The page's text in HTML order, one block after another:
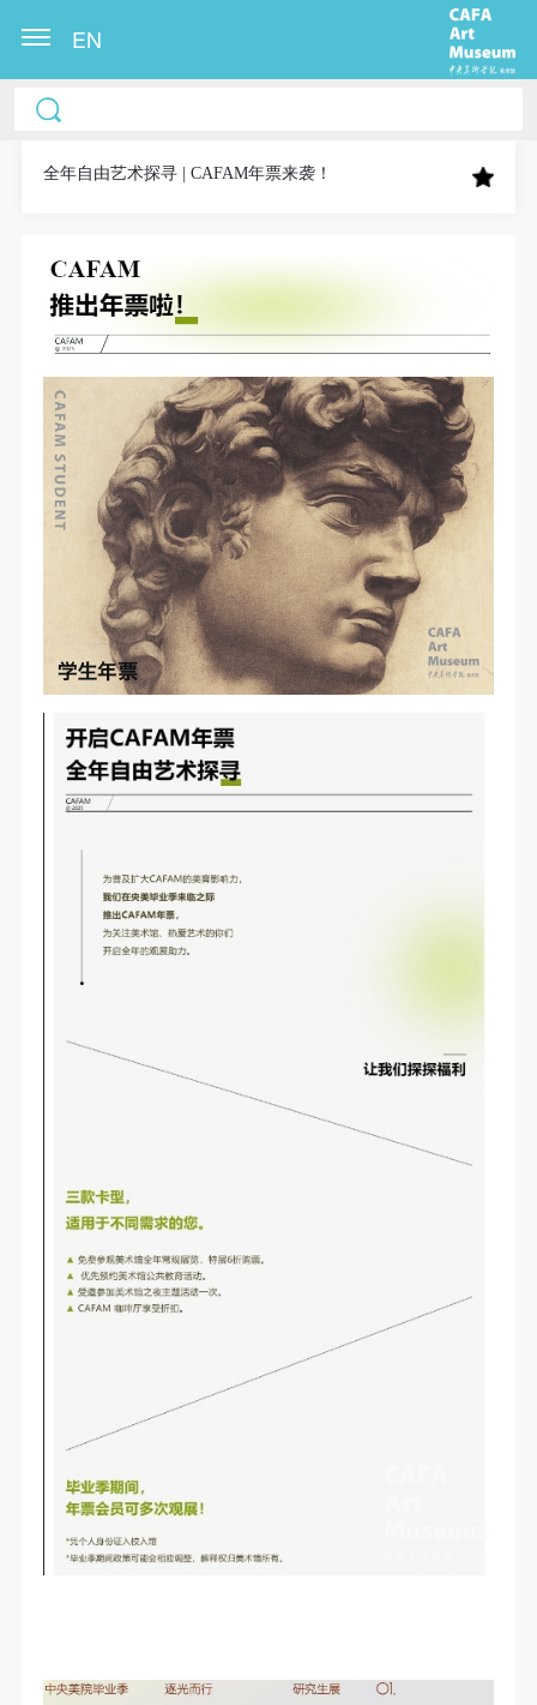
EN
全年自由艺术探寻 | CAFAM年票来袭！
中央美术学院美术馆出版授权协议书
称“CAFAM”），愿意将本人参与中央美术学院美术馆
果（如参与工作坊创作的作品）提交中央美术学院用
作发表、出版。中央美术学院可以以电子、网络及其
它数字媒体形式公开出版，并同意编入《中国知识资
源总库》《中央美术学院资料库》《中央美术学院美
术馆资料库》等相关资料、文献、档案机构和平台，
在中央美术学院中使用和在互联网上传播，同意按相
关“章程”规定享受相关权益。
中央美术学院美术馆活动安全免责协议书
本次活动公平公正、自愿参加与退出、风险与责任自
负的原则。但活动有风险，参加者应有必要的风险意
第二条
参加本次活动者必须遵守中华人民共和国的相关法
律、法规，必须遵循道德和社会公德规范，并应该具
备以人为本、团结友爱、互相帮助和助人为乐的良好
品质。
第三条
参加本次活动人员应该是成年人（具有完全民事行为
能力的人，18周岁以上）未成年人必须在成年人的陪
同下参观。
第四条
励参加者自行购买人身安全保险。活动中一旦出现事
故，活动中任何非事故当事人及美术馆将不承担人身
事故的任何责任，但有互相援助的义务。参加活动的
成员应当积极主动的组织实施救援工作，但对事故本
身不承担任何法律责任和经济责任。参加本次活动者
的人身安全不负有民事及相关连带责任。
第五条
参加活动者在此次活动期间应主动遵守美术馆活动秩
序、维护美术馆场地及展示、展览、馆藏艺术作品及
衍生品的安全。活动中一旦因个人原因造成美术馆场
地、空间、艺术品、衍生品等受到不同程度的损失、
破坏。活动中任何非事故当事人及美术馆将不承担相
应的责任与损失，应由参与活动者根据相应的法律条
文、组织规定进行协商和赔偿。并追究相应的法律责
任和经济责任。
第六条
与者因个人原因在使用相应绘画工具、创作材料及配
中央美术学院美术馆出版授权协议书
称“CAFAM”），愿意将本人参与中央美术学院美术馆
果（如参与工作坊创作的作品）提交中央美术学院用
作发表、出版。中央美术学院可以以电子、网络及其
它数字媒体形式公开出版，并同意编入《中国知识资
源总库》《中央美术学院资料库》《中央美术学院美
术馆资料库》等相关资料、文献、档案机构和平台，
在中央美术学院中使用和在互联网上传播，同意按相
关“章程”规定享受相关权益。
中央美术学院美术馆活动安全免责协议书
本次活动公平公正、自愿参加与退出、风险与责任自
负的原则。但活动有风险，参加者应有必要的风险意
第二条
参加本次活动者必须遵守中华人民共和国的相关法
律、法规，必须遵循道德和社会公德规范，并应该具
备以人为本、团结友爱、互相帮助和助人为乐的良好
品质。
第三条
参加本次活动人员应该是成年人（具有完全民事行为
能力的人，18周岁以上）未成年人必须在成年人的陪
同下参观。
第四条
励参加者自行购买人身安全保险。活动中一旦出现事
故，活动中任何非事故当事人及美术馆将不承担人身
事故的任何责任，但有互相援助的义务。参加活动的
成员应当积极主动的组织实施救援工作，但对事故本
身不承担任何法律责任和经济责任。参加本次活动者
的人身安全不负有民事及相关连带责任。
第五条
参加活动者在此次活动期间应主动遵守美术馆活动秩
序、维护美术馆场地及展示、展览、馆藏艺术作品及
衍生品的安全。活动中一旦因个人原因造成美术馆场
地、空间、艺术品、衍生品等受到不同程度的损失、
破坏。活动中任何非事故当事人及美术馆将不承担相
应的责任与损失，应由参与活动者根据相应的法律条
文、组织规定进行协商和赔偿。并追究相应的法律责
任和经济责任。
第六条
与者因个人原因在使用相应绘画工具、创作材料及配
中央美术学院美术馆出版授权协议书
称“CAFAM”），愿意将本人参与中央美术学院美术馆
果（如参与工作坊创作的作品）提交中央美术学院用
作发表、出版。中央美术学院可以以电子、网络及其
它数字媒体形式公开出版，并同意编入《中国知识资
源总库》《中央美术学院资料库》《中央美术学院美
术馆资料库》等相关资料、文献、档案机构和平台，
在中央美术学院中使用和在互联网上传播，同意按相
关“章程”规定享受相关权益。
中央美术学院美术馆活动安全免责协议书
本次活动公平公正、自愿参加与退出、风险与责任自
负的原则。但活动有风险，参加者应有必要的风险意
第二条
参加本次活动者必须遵守中华人民共和国的相关法
律、法规，必须遵循道德和社会公德规范，并应该具
备以人为本、团结友爱、互相帮助和助人为乐的良好
品质。
第三条
参加本次活动人员应该是成年人（具有完全民事行为
能力的人，18周岁以上）未成年人必须在成年人的陪
同下参观。
第四条
励参加者自行购买人身安全保险。活动中一旦出现事
故，活动中任何非事故当事人及美术馆将不承担人身
事故的任何责任，但有互相援助的义务。参加活动的
成员应当积极主动的组织实施救援工作，但对事故本
身不承担任何法律责任和经济责任。参加本次活动者
的人身安全不负有民事及相关连带责任。
第五条
参加活动者在此次活动期间应主动遵守美术馆活动秩
序、维护美术馆场地及展示、展览、馆藏艺术作品及
衍生品的安全。活动中一旦因个人原因造成美术馆场
地、空间、艺术品、衍生品等受到不同程度的损失、
破坏。活动中任何非事故当事人及美术馆将不承担相
应的责任与损失，应由参与活动者根据相应的法律条
文、组织规定进行协商和赔偿。并追究相应的法律责
任和经济责任。
第六条
与者因个人原因在使用相应绘画工具、创作材料及配